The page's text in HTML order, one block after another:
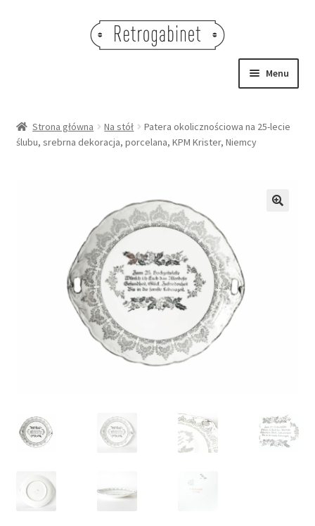
Menu
OBRAZY
OŚWIETLENIE
Strona główna Na stół
Patera okolicznościowa na 25-lecie
ślubu, srebrna dekoracja, porcelana, KPM Krister, Niemcy